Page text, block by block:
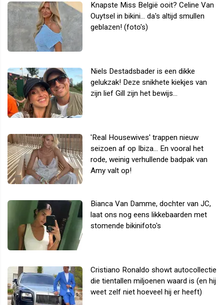
Knapste Miss België ooit? Celine Van
Ouytsel in bikini... da's altijd smullen
geblazen! (foto's)
Niels Destadsbader is een dikke
gelukzak! Deze snikhete kiekjes van
zijn lief Gill zijn het bewijs...
'Real Housewives' trappen nieuw
seizoen af op Ibiza... En vooral het
rode, weinig verhullende badpak van
Amy valt op!
Bianca Van Damme, dochter van JC,
laat ons nog eens likkebaarden met
stomende bikinifoto's
Cristiano Ronaldo showt autocollectie
die tientallen miljoenen waard is (en hij
weet zelf niet hoeveel hij er heeft)